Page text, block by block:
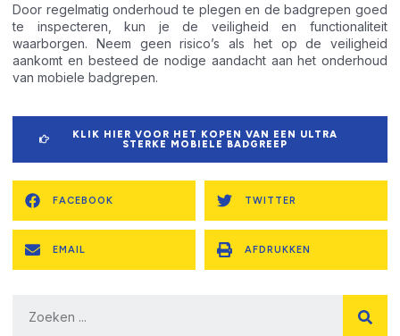
Door regelmatig onderhoud te plegen en de badgrepen goed
te inspecteren, kun je de veiligheid en functionaliteit
waarborgen. Neem geen risico’s als het op de veiligheid
aankomt en besteed de nodige aandacht aan het onderhoud
van mobiele badgrepen.
KLIK HIER VOOR HET KOPEN VAN EEN ULTRA
STERKE MOBIELE BADGREEP
FACEBOOK TWITTER
EMAIL AFDRUKKEN